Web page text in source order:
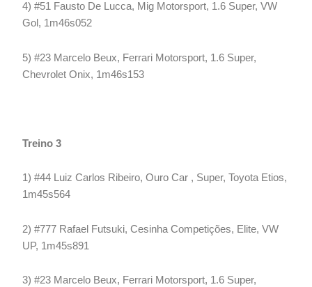
4) #51 Fausto De Lucca, Mig Motorsport, 1.6 Super, VW
Gol, 1m46s052
5) #23 Marcelo Beux, Ferrari Motorsport, 1.6 Super,
Chevrolet Onix, 1m46s153
Treino 3
1) #44 Luiz Carlos Ribeiro, Ouro Car , Super, Toyota Etios,
1m45s564
2) #777 Rafael Futsuki, Cesinha Competições, Elite, VW
UP, 1m45s891
3) #23 Marcelo Beux, Ferrari Motorsport, 1.6 Super,